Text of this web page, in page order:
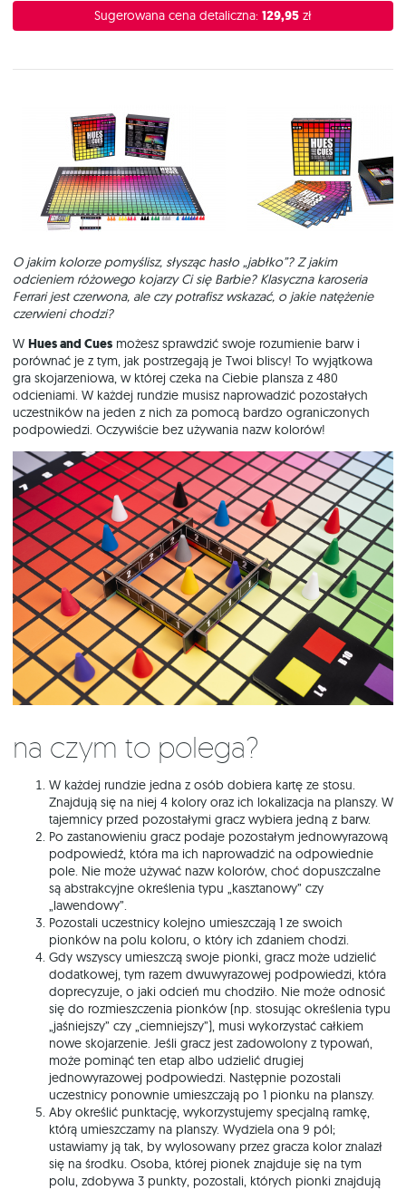
Sugerowana cena detaliczna: 129,95 zł
O jakim kolorze pomyślisz, słysząc hasło „jabłko”? Z jakim
odcieniem różowego kojarzy Ci się Barbie? Klasyczna karoseria
Ferrari jest czerwona, ale czy potrafisz wskazać, o jakie natężenie
czerwieni chodzi?
W Hues and Cues możesz sprawdzić swoje rozumienie barw i
porównać je z tym, jak postrzegają je Twoi bliscy! To wyjątkowa
gra skojarzeniowa, w której czeka na Ciebie plansza z 480
odcieniami. W każdej rundzie musisz naprowadzić pozostałych
uczestników na jeden z nich za pomocą bardzo ograniczonych
podpowiedzi. Oczywiście bez używania nazw kolorów!
Na czym to polega?
W każdej rundzie jedna z osób dobiera kartę ze stosu.
Znajdują się na niej 4 kolory oraz ich lokalizacja na planszy. W
tajemnicy przed pozostałymi gracz wybiera jedną z barw.
Po zastanowieniu gracz podaje pozostałym jednowyrazową
podpowiedź, która ma ich naprowadzić na odpowiednie
pole. Nie może używać nazw kolorów, choć dopuszczalne
są abstrakcyjne określenia typu „kasztanowy” czy
„lawendowy”.
Pozostali uczestnicy kolejno umieszczają 1 ze swoich
pionków na polu koloru, o który ich zdaniem chodzi.
Gdy wszyscy umieszczą swoje pionki, gracz może udzielić
dodatkowej, tym razem dwuwyrazowej podpowiedzi, która
doprecyzuje, o jaki odcień mu chodziło. Nie może odnosić
się do rozmieszczenia pionków (np. stosując określenia typu
„jaśniejszy” czy „ciemniejszy”), musi wykorzystać całkiem
nowe skojarzenie. Jeśli gracz jest zadowolony z typowań,
może pominąć ten etap albo udzielić drugiej
jednowyrazowej podpowiedzi. Następnie pozostali
uczestnicy ponownie umieszczają po 1 pionku na planszy.
Aby określić punktację, wykorzystujemy specjalną ramkę,
którą umieszczamy na planszy. Wydziela ona 9 pól;
ustawiamy ją tak, by wylosowany przez gracza kolor znalazł
się na środku. Osoba, której pionek znajduje się na tym
polu, zdobywa 3 punkty, pozostali, których pionki znajdują